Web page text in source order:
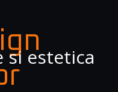
si estetica